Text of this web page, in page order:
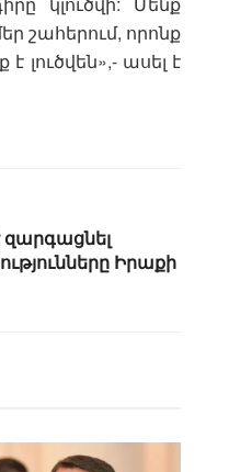
շահերում, որոնք
ասել է
Իրաքի